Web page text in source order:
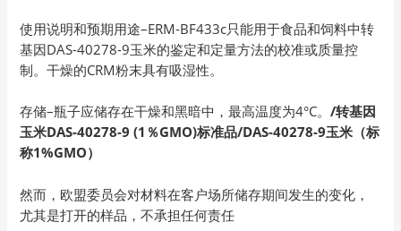
使用说明和预期用途–ERM-BF433c只能用于食品和饲料中转
基因DAS-40278-9玉米的鉴定和定量方法的校准或质量控
制。干燥的CRM粉末具有吸湿性。
存储–瓶子应储存在干燥和黑暗中，最高温度为4°C。/转基因
玉米DAS-40278-9 (1％GMO)标准品/DAS-40278-9玉米（标
称1%GMO）
然而，欧盟委员会对材料在客户场所储存期间发生的变化，
尤其是打开的样品，不承担任何责任